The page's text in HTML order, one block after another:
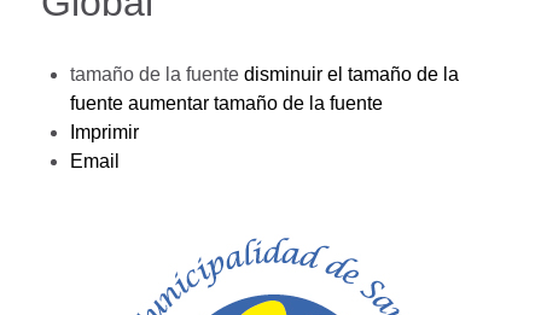
tamaño de la fuente disminuir el tamaño de la
fuente aumentar tamaño de la fuente
Imprimir
Email